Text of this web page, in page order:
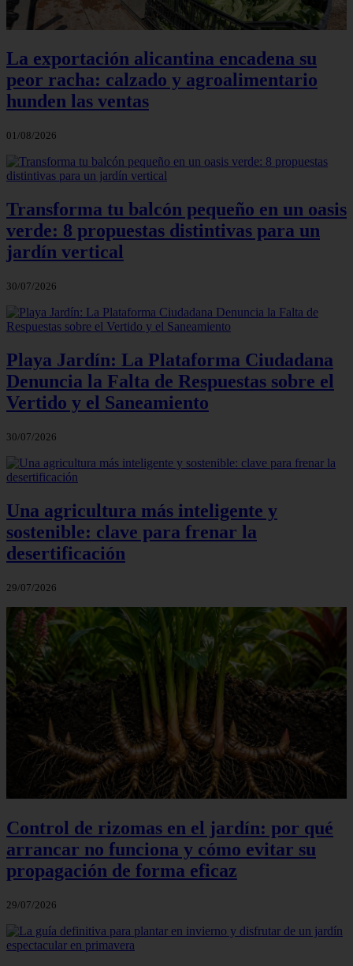
La exportación alicantina encadena su
peor racha: calzado y agroalimentario
hunden las ventas
01/08/2026
Transforma tu balcón pequeño en un oasis
verde: 8 propuestas distintivas para un
jardín vertical
30/07/2026
Playa Jardín: La Plataforma Ciudadana
Denuncia la Falta de Respuestas sobre el
Vertido y el Saneamiento
30/07/2026
Una agricultura más inteligente y
sostenible: clave para frenar la
desertificación
29/07/2026
Control de rizomas en el jardín: por qué
arrancar no funciona y cómo evitar su
propagación de forma eficaz
29/07/2026